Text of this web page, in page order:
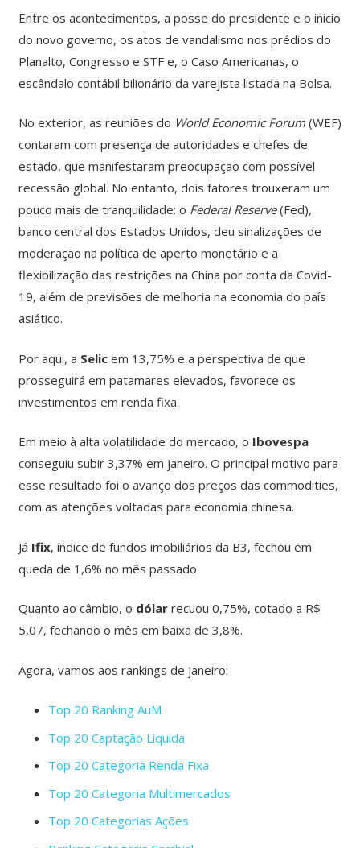
Entre os acontecimentos, a posse do presidente e o início
do novo governo, os atos de vandalismo nos prédios do
Planalto, Congresso e STF e, o Caso Americanas, o
escândalo contábil bilionário da varejista listada na Bolsa.
No exterior, as reuniões do World Economic Forum(WEF)
contaram com presença de autoridades e chefes de
estado, que manifestaram preocupação com possível
recessão global. No entanto, dois fatores trouxeram um
pouco mais de tranquilidade: o Federal Reserve(Fed),
banco central dos Estados Unidos, deu sinalizações de
moderação na política de aperto monetário e a
flexibilização das restrições na China por conta da Covid-
19, além de previsões de melhoria na economia do país
asiático.
Por aqui, a Selicem 13,75% e a perspectiva de que
prosseguirá em patamares elevados, favorece os
investimentos em renda fixa.
Em meio à alta volatilidade do mercado, o Ibovespa
conseguiu subir 3,37% em janeiro. O principal motivo para
esse resultado foi o avanço dos preços das commodities,
com as atenções voltadas para economia chinesa.
Já Ifix, índice de fundos imobiliários da B3, fechou em
queda de 1,6% no mês passado.
Quanto ao câmbio, o dólarrecuou 0,75%, cotado a R$
5,07, fechando o mês em baixa de 3,8%.
Agora, vamos aos rankings de janeiro:
Top 20 Ranking AuM
Top 20 Captação Líquida
Top 20 Categoria Renda Fixa
Top 20 Categoria Multimercados
Top 20 Categorias Ações